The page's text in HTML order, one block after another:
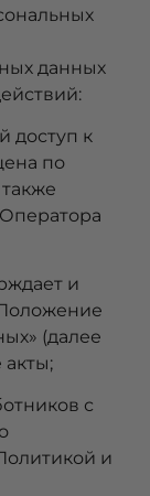
данных
доступ к
по
и
(далее
с
и